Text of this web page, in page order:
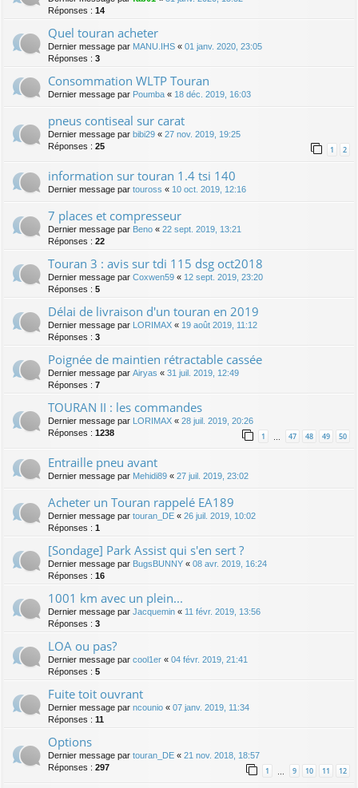
Réponses : 14
Quel touran acheter
Dernier message par MANU.IHS « 01 janv. 2020, 23:05
Réponses : 3
Consommation WLTP Touran
Dernier message par Poumba « 18 déc. 2019, 16:03
pneus contiseal sur carat
Dernier message par bibi29 « 27 nov. 2019, 19:25
Réponses : 25 1 2
information sur touran 1.4 tsi 140
Dernier message par touross « 10 oct. 2019, 12:16
7 places et compresseur
Dernier message par Beno « 22 sept. 2019, 13:21
Réponses : 22
Touran 3 : avis sur tdi 115 dsg oct2018
Dernier message par Coxwen59 « 12 sept. 2019, 23:20
Réponses : 5
Délai de livraison d'un touran en 2019
Dernier message par LORIMAX « 19 août 2019, 11:12
Réponses : 3
Poignée de maintien rétractable cassée
Dernier message par Airyas « 31 juil. 2019, 12:49
Réponses : 7
TOURAN II : les commandes
Dernier message par LORIMAX « 28 juil. 2019, 20:26
Réponses : 1238 1 … 47 48 49 50
Entraille pneu avant
Dernier message par Mehidi89 « 27 juil. 2019, 23:02
Acheter un Touran rappelé EA189
Dernier message par touran_DE « 26 juil. 2019, 10:02
Réponses : 1
[Sondage] Park Assist qui s'en sert ?
Dernier message par BugsBUNNY « 08 avr. 2019, 16:24
Réponses : 16
1001 km avec un plein...
Dernier message par Jacquemin « 11 févr. 2019, 13:56
Réponses : 3
LOA ou pas?
Dernier message par cool1er « 04 févr. 2019, 21:41
Réponses : 5
Fuite toit ouvrant
Dernier message par ncounio « 07 janv. 2019, 11:34
Réponses : 11
Options
Dernier message par touran_DE « 21 nov. 2018, 18:57
Réponses : 297 1 … 9 10 11 12